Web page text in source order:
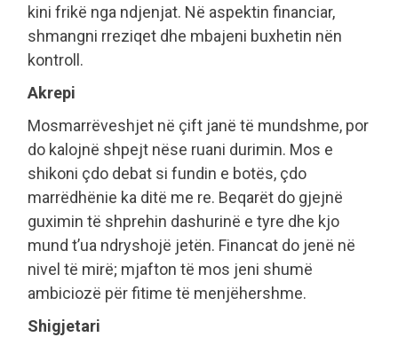
kini frikë nga ndjenjat. Në aspektin financiar,
shmangni rreziqet dhe mbajeni buxhetin nën
kontroll.
Akrepi
Mosmarrëveshjet në çift janë të mundshme, por
do kalojnë shpejt nëse ruani durimin. Mos e
shikoni çdo debat si fundin e botës, çdo
marrëdhënie ka ditë me re. Beqarët do gjejnë
guximin të shprehin dashurinë e tyre dhe kjo
mund t’ua ndryshojë jetën. Financat do jenë në
nivel të mirë; mjafton të mos jeni shumë
ambiciozë për fitime të menjëhershme.
Shigjetari